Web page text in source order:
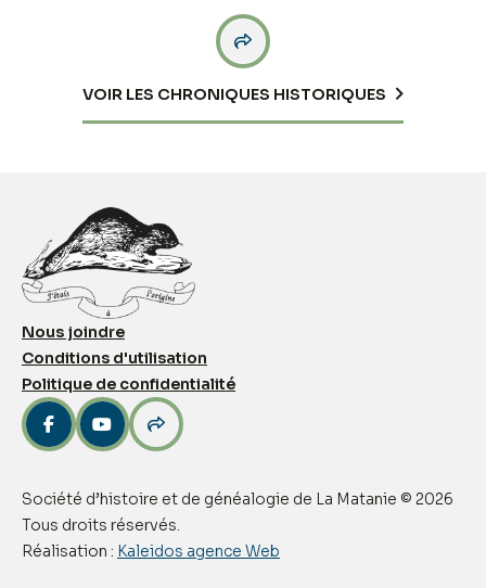

VOIR LES CHRONIQUES HISTORIQUES
Nous joindre
Conditions d'utilisation
Politique de confidentialité
  
Société d’histoire et de généalogie de La Matanie © 2026
Tous droits réservés.
Réalisation : Kaleidos agence Web